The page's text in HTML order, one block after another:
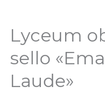
Lyceum
sello
Laude»